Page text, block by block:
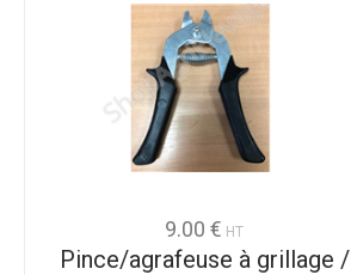
9.00 € HT
Pince/agrafeuse à grillage /